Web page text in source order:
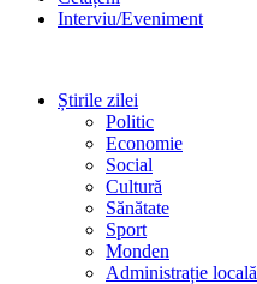
Interviu/Eveniment
Știrile zilei
Politic
Economie
Social
Cultură
Sănătate
Sport
Monden
Administrație locală